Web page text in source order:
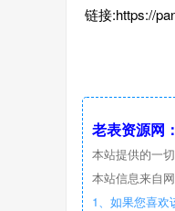
链接:https://
老表资源网
本站提供的一
本站信息来自
1、如果您喜欢